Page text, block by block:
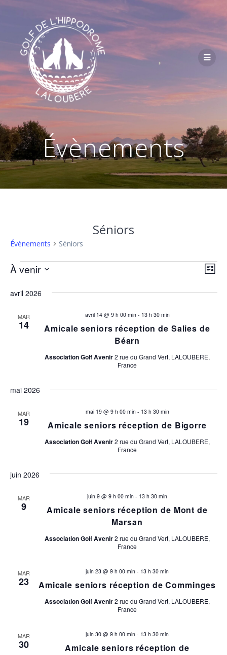
Passer
contenu
Évènements
Séniors
Évènements Séniors
Évènements
N
a
i
g
i
o
a
c
n
s
N
g
t
e
u
e
Liste
À venir
une
avril 2026
MAR
14
Amicale seniors réception de Salies de
Béarn
avril 14 @ 9 h 00 min- 13 h 30 min
Association Golf Avenir2 rue du Grand Vert, LALOUBERE,
France
mai 2026
MAR
19 Amicale seniors réception de Bigorre
mai 19 @ 9 h 00 min- 13 h 30 min
Association Golf Avenir2 rue du Grand Vert, LALOUBERE,
France
juin 2026
MAR
9
Amicale seniors réception de Mont de
Marsan
juin 9 @ 9 h 00 min - 13 h 30 min
Association Golf Avenir2 rue du Grand Vert, LALOUBERE,
France
MAR
23 Amicale seniors réception de Comminges
juin 23 @ 9 h 00 min - 13 h 30 min
Association Golf Avenir2 rue du Grand Vert, LALOUBERE,
France
MAR
30
Amicale seniors réception de
juin 30 @ 9 h 00 min - 13 h 30 min